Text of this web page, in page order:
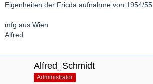
Eigenheiten der Fricda aufnahme von 1954/55
mfg aus Wien
Alfred
Alfred_Schmidt
Administrator